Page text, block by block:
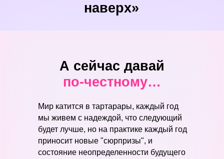
наверх»
А сейчас давай
по-честному…
Мир катится в тартарары, каждый год
мы живем с надеждой, что следующий
будет лучше, но на практике каждый год
приносит новые "сюрпризы", и
состояние неопределенности будущего